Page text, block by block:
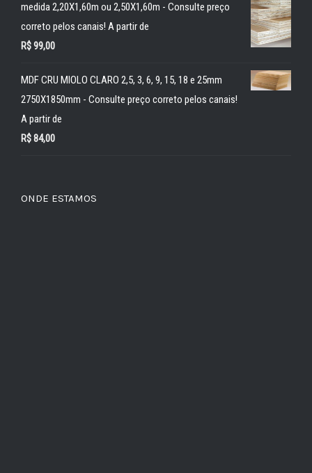
medida 2,20X1,60m ou 2,50X1,60m - Consulte preço
correto pelos canais! A partir de
R$99,00
MDF CRU MIOLO CLARO 2,5, 3, 6, 9, 15, 18 e 25mm
2750X1850mm - Consulte preço correto pelos canais!
A partir de
R$84,00
ONDE ESTAMOS